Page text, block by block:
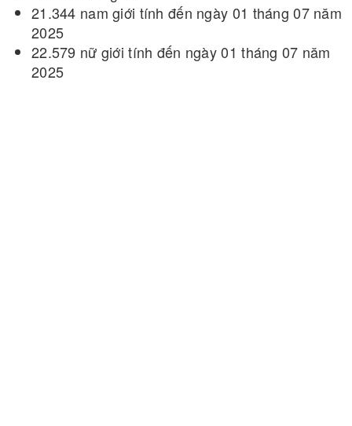
21.344 nam giới tính đến ngày 01 tháng 07 năm
2025
22.579 nữ giới tính đến ngày 01 tháng 07 năm
2025